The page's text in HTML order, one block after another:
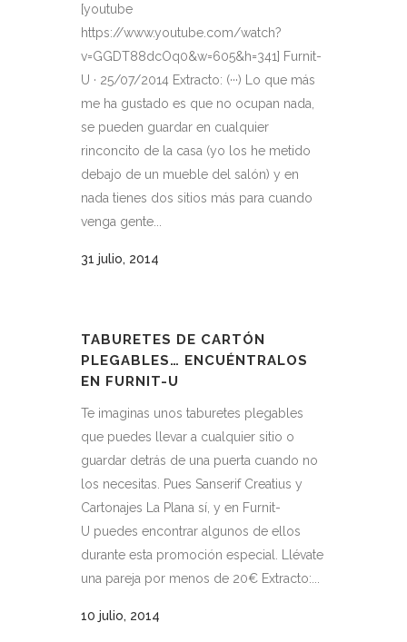
[youtube
https://www.youtube.com/watch?
v=GGDT88dcOq0&w=605&h=341] Furnit-
U · 25/07/2014 Extracto: (···) Lo que más
me ha gustado es que no ocupan nada,
se pueden guardar en cualquier
rinconcito de la casa (yo los he metido
debajo de un mueble del salón) y en
nada tienes dos sitios más para cuando
venga gente...
31 julio, 2014
TABURETES DE CARTÓN
PLEGABLES… ENCUÉNTRALOS
EN FURNIT-U
Te imaginas unos taburetes plegables
que puedes llevar a cualquier sitio o
guardar detrás de una puerta cuando no
los necesitas. Pues Sanserif Creatius y
Cartonajes La Plana sí, y en Furnit-
U puedes encontrar algunos de ellos
durante esta promoción especial. Llévate
una pareja por menos de 20€ Extracto:...
10 julio, 2014